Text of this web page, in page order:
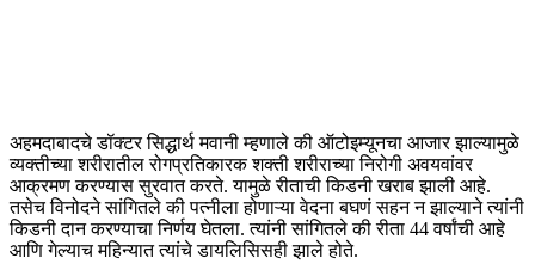
अहमदाबादचे डॉक्टर सिद्धार्थ मवानी म्हणाले की ऑटोइम्यूनचा आजार झाल्यामुळे
व्यक्तीच्या शरीरातील रोगप्रतिकारक शक्ती शरीराच्या निरोगी अवयवांवर
आक्रमण करण्यास सुरवात करते. यामुळे रीताचीकिडनीखराब झाली आहे.
तसेच विनोदने सांगितले की पत्नीलाहोणाऱ्यावेदना बघणं सहन न झाल्याने त्यांनी
किडनीदान करण्याचा निर्णय घेतला. त्यांनी सांगितले की रीता 44 वर्षांची आहे
आणि गेल्याच महिन्यात त्यांचे डायलिसिसही झाले होते.